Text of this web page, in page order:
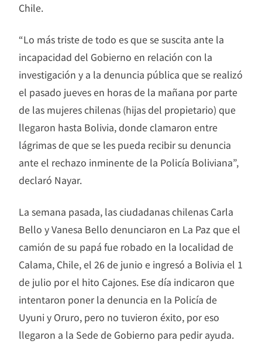
Chile.
“Lo más triste de todo es que se suscita ante la
incapacidad del Gobierno en relación con la
investigación y a la denuncia pública que se realizó
el pasado jueves en horas de la mañana por parte
de las mujeres chilenas (hijas del propietario) que
llegaron hasta Bolivia, donde clamaron entre
lágrimas de que se les pueda recibir su denuncia
ante el rechazo inminente de la Policía Boliviana”,
declaró Nayar.
La semana pasada, las ciudadanas chilenas Carla
Bello y Vanesa Bello denunciaron en La Paz que el
camión de su papá fue robado en la localidad de
Calama, Chile, el 26 de junio e ingresó a Bolivia el 1
de julio por el hito Cajones. Ese día indicaron que
intentaron poner la denuncia en la Policía de
Uyuni y Oruro, pero no tuvieron éxito, por eso
llegaron a la Sede de Gobierno para pedir ayuda.